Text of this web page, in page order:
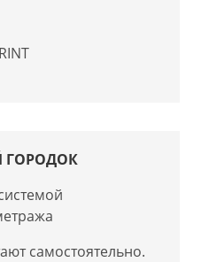
ГОРОДОК
самостоятельно.